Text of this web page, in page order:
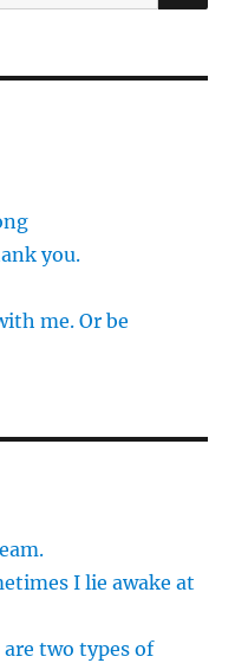
you.
me. Or be
I lie awake at
are two types of